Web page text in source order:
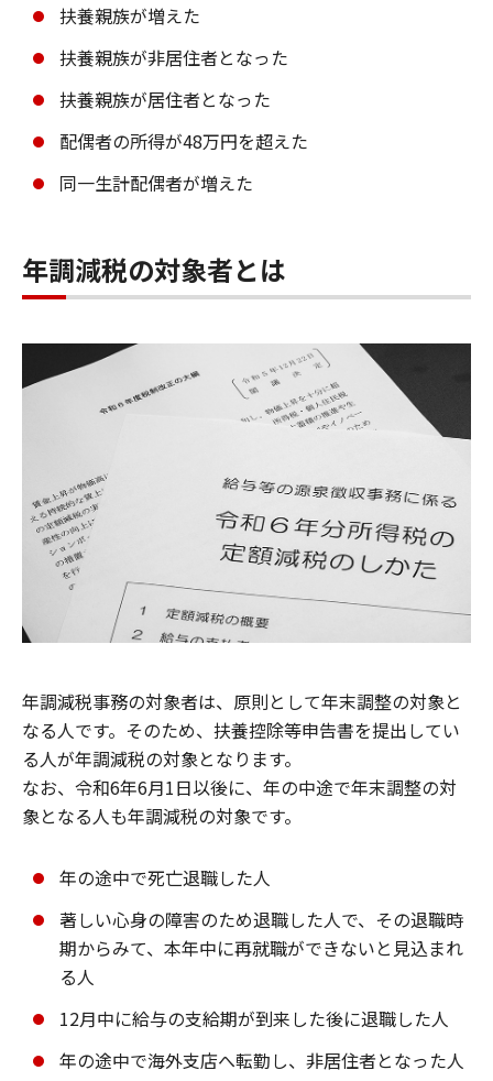
扶養親族が増えた
扶養親族が非居住者となった
扶養親族が居住者となった
配偶者の所得が48万円を超えた
同一生計配偶者が増えた
年調減税の対象者とは
年調減税事務の対象者は、原則として年末調整の対象と
なる人です。そのため、扶養控除等申告書を提出してい
る人が年調減税の対象となります。
なお、令和6年6月1日以後に、年の中途で年末調整の対
象となる人も年調減税の対象です。
年の途中で死亡退職した人
著しい心身の障害のため退職した人で、その退職時
期からみて、本年中に再就職ができないと見込まれ
る人
12月中に給与の支給期が到来した後に退職した人
年の途中で海外支店へ転勤し、非居住者となった人